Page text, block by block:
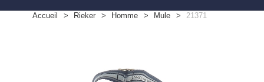
Accueil Rieker Homme Mule 21371